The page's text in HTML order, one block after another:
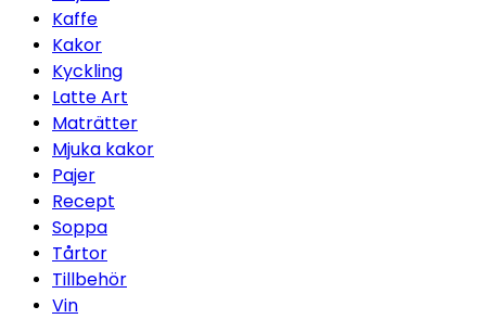
Kaffe
Kakor
Kyckling
Latte Art
Maträtter
Mjuka kakor
Pajer
Recept
Soppa
Tårtor
Tillbehör
Vin